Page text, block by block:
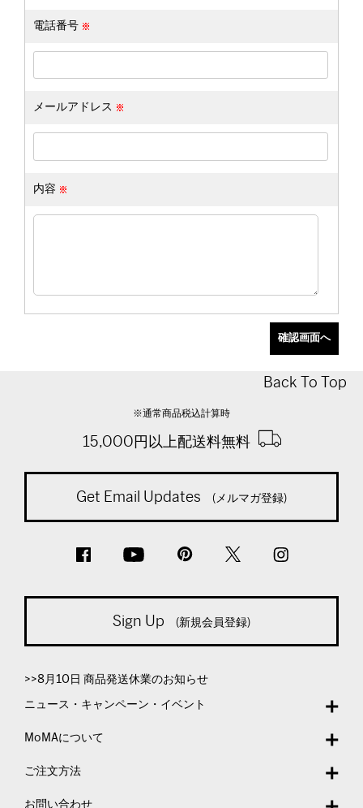
電話番号
メールアドレス
内容
Back To Top
※通常商品税込計算時
15,000円以上配送料無料
Get Email Updates (メルマガ登録)
Sign Up (新規会員登録)
>>8月10日 商品発送休業のお知らせ
ニュース・キャンペーン・イベント
MoMAについて
ご注文方法
お問い合わせ